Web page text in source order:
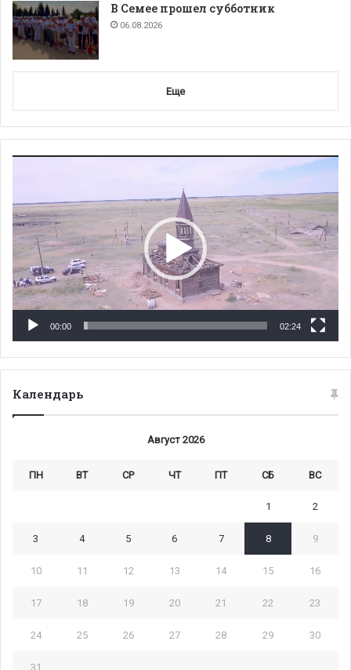
В Семее прошел субботник
06.08.2026
Еще
00:00 02:24
Календарь
Август 2026
ПН ВТ СР ЧТ ПТ СБ ВС
1 2
3 4 5 6 7 8 9
10 11 12 13 14 15 16
17 18 19 20 21 22 23
24 25 26 27 28 29 30
31